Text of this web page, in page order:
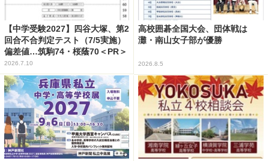
【中学受験2027】四谷大塚、第2
回合不合判定テスト（7/5実施）
偏差値…筑駒74・桜蔭70＜PR＞
2026.7.10
高校囲碁全国大会、団体戦は
灘・南山女子部が優勝
2026.8.5